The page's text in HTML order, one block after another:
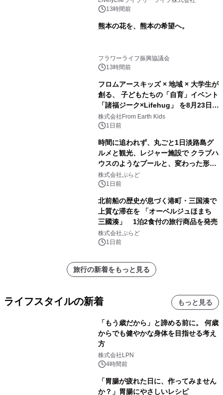
13時間前
熊本の花を、熊本の希望へ。
フラワーライフ振興協議会
13時間前
フロムアースキッズ × 地域 × 大学生が
創る、 子どもたちの「自育」イベント
「諸福ジーク×Lifehug」 を8月23日
(日)開催
株式会社From Earth Kids
1日前
時間に追われず、丸ごと1日淡路島グ
ルメと観光、レジャー施設で クラブハ
ウスのようなプールと、変わった形の
サウナも 「THE BOXY AWAJI」のお
得な素泊まり連泊プランで
株式会社ぷらど
1日前
北前船の歴史が息づく港町・三国湊で
上質な滞在を 「オーベルジュほまち
三國湊」 1泊2食付の旅行商品を発売
株式会社ぷらど
1日前
旅行の新着をもっと見る
ライフスタイルの新着 もっと見る
「もう歳だから」と諦める前に。 何歳
からでも健やかな身体を目指せる考え
方
株式会社LPN
4時間前
「胃腸が疲れた日に、作ってみません
か？」胃腸にやさしいレシピ